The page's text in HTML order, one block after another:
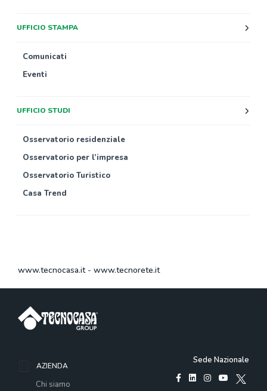
UFFICIO STAMPA
Comunicati
Eventi
UFFICIO STUDI
Osservatorio residenziale
Osservatorio per l’impresa
Osservatorio Turistico
Casa Trend
www.tecnocasa.it- www.tecnorete.it
AZIENDA
Chi siamo
Sede Nazionale